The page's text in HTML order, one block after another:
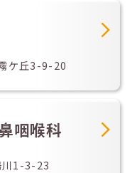
ケ丘3-9-20
咽喉科
川1-3-23